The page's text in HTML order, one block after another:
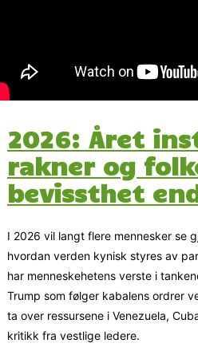
2026: Året
rakner og
bevissthet
I 2026 vil langt flere mennesker se
hvordan verden kynisk styres av
har menneskehetens verste i
Trump som følger kabalens ordrer
ta over ressursene i Venezuela,
kritikk fra vestlige ledere.